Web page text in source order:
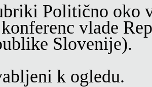
Politično oko
vlade
Slovenije).
k ogledu.